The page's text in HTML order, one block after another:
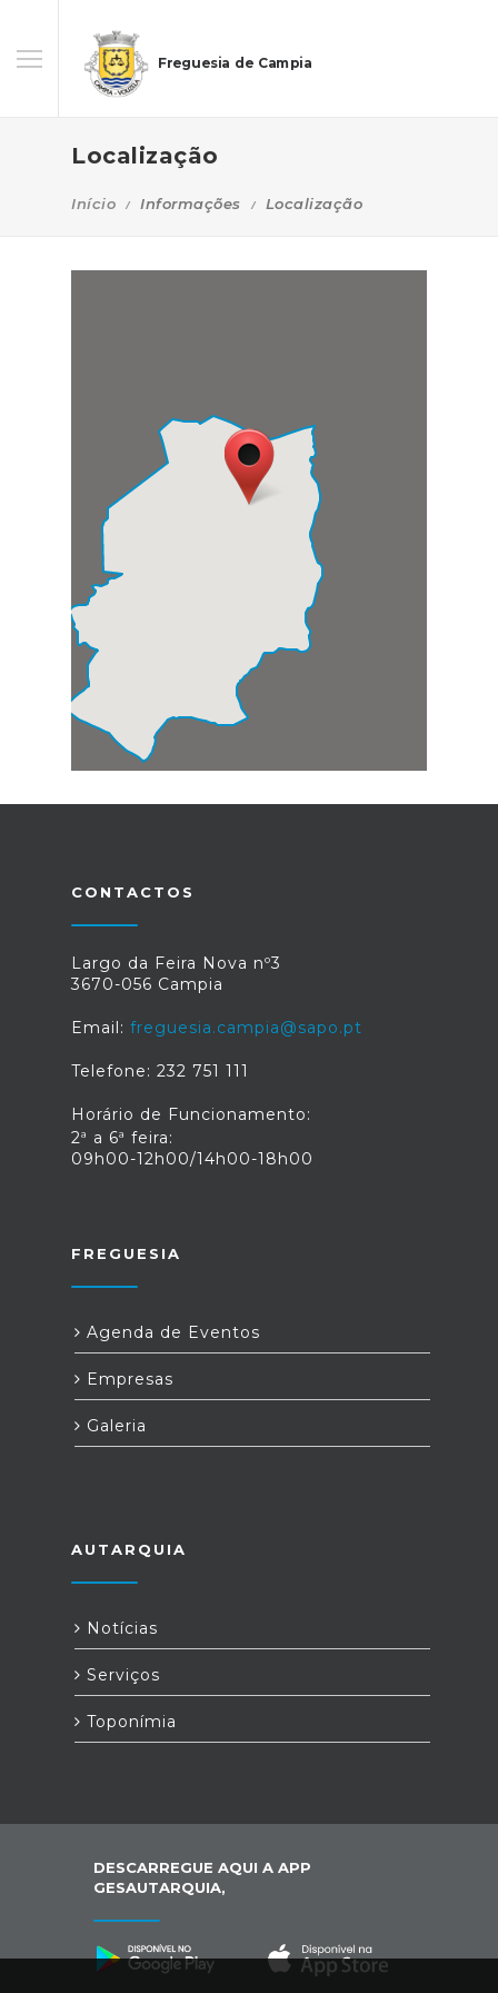
Freguesia de Campia
Localização
Início Informações Localização
CONTACTOS
Largo da Feira Nova nº3
3670-056 Campia
Email: freguesia.campia@sapo.pt
Telefone: 232 751 111
Horário de Funcionamento:
2ª a 6ª feira:
09h00-12h00/14h00-18h00
FREGUESIA
Agenda de Eventos
Empresas
Galeria
AUTARQUIA
Notícias
Serviços
Toponímia
DESCARREGUE AQUI A APP
GESAUTARQUIA,